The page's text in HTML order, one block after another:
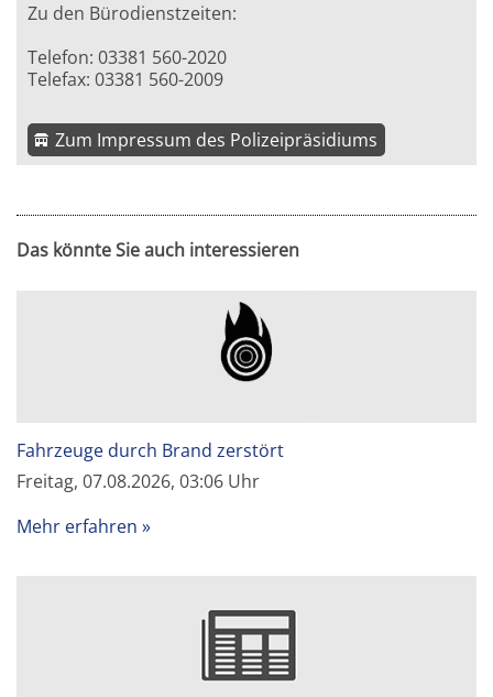
Zu den Bürodienstzeiten:
Telefon: 03381 560-2020
Telefax: 03381 560-2009
Zum Impressum des Polizeipräsidiums
Das könnte Sie auch interessieren
Fahrzeuge durch Brand zerstört
Freitag, 07.08.2026, 03:06 Uhr
Mehr erfahren